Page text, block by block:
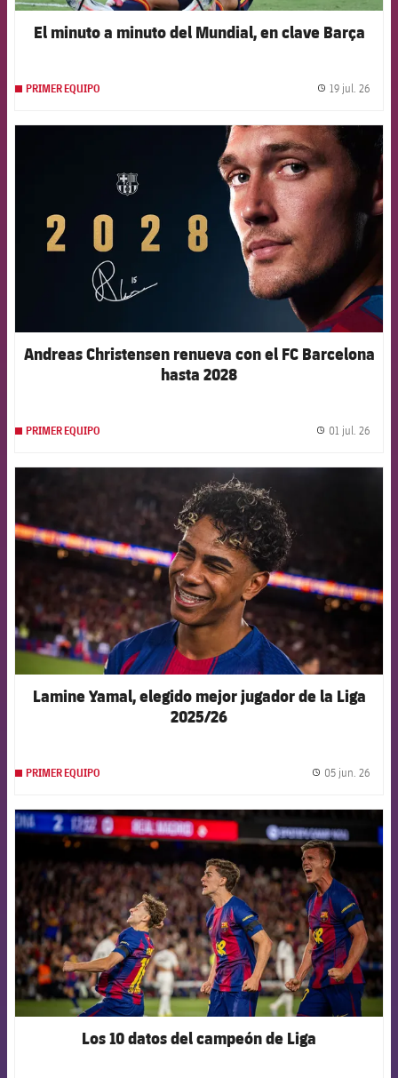
El minuto a minuto del Mundial, en clave Barça
PRIMER EQUIPO 19 jul. 26
FCB Barcelona badge
Andreas Christensen renueva con el FC Barcelona
hasta 2028
PRIMER EQUIPO 01 jul. 26
FCB Barcelona badge
Lamine Yamal, elegido mejor jugador de la Liga
2025/26
PRIMER EQUIPO 05 jun. 26
FCB Barcelona badge
Los 10 datos del campeón de Liga